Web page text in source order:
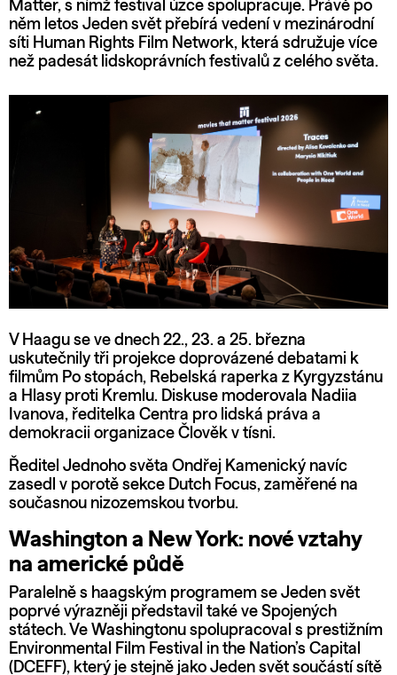
Matter, s nímž festival úzce spolupracuje. Právě po
něm letos Jeden svět přebírá vedení v mezinárodní
síti Human Rights Film Network, která sdružuje více
než padesát lidskoprávních festivalů z celého světa.
V Haagu se ve dnech 22., 23. a 25. března
uskutečnily tři projekce doprovázené debatami k
filmům Po stopách, Rebelská raperka z Kyrgyzstánu
a Hlasy proti Kremlu. Diskuse moderovala Nadiia
Ivanova, ředitelka Centra pro lidská práva a
demokracii organizace Člověk v tísni.
Ředitel Jednoho světa Ondřej Kamenický navíc
zasedl v porotě sekce Dutch Focus, zaměřené na
současnou nizozemskou tvorbu.
Washington a New York: nové vztahy
na americké půdě
Paralelně s haagským programem se Jeden svět
poprvé výrazněji představil také ve Spojených
státech. Ve Washingtonu spolupracoval s prestižním
Environmental Film Festival in the Nation’s Capital
(DCEFF), který je stejně jako Jeden svět součástí sítě